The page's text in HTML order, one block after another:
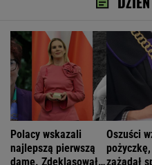
Polacy wskazali
najlepszą pierwszą
damę. Zdeklasowała
Oszuści
zażądał